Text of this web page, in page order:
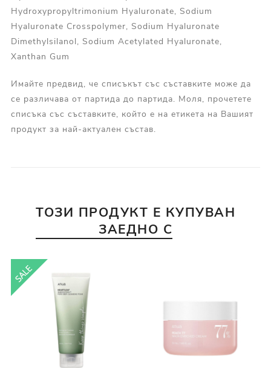
Hydroxypropyltrimonium Hyaluronate, Sodium
Hyaluronate Crosspolymer, Sodium Hyaluronate
Dimethylsilanol, Sodium Acetylated Hyaluronate,
Xanthan Gum
Имайте предвид, че списъкът със съставките може да
се различава от партида до партида. Моля, прочетете
списъка със съставките, който е на етикета на Вашият
продукт за най-актуален състав.
ТОЗИ ПРОДУКТ Е КУПУВАН
ЗАЕДНО С